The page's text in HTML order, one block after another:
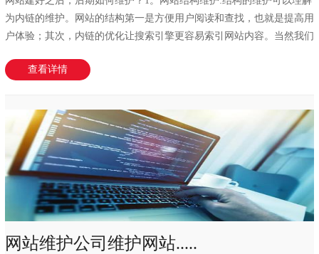
为内链的维护。网站的结构第一是方便用户阅读和查找，也就是提高用
户体验；其次，内链的优化让搜索引擎更容易索引网站内容。当然我们
查看详情
网站维护公司维护网站.....